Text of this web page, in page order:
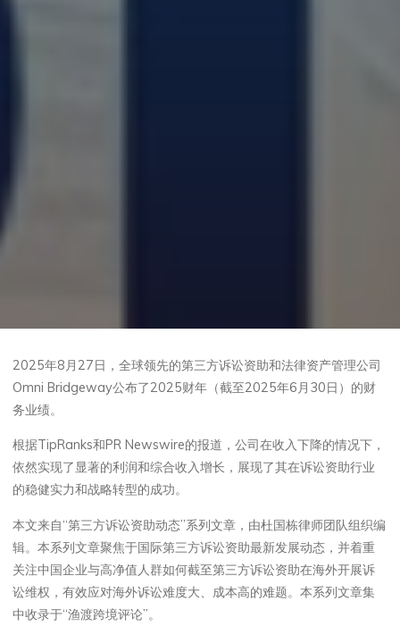
2025年8月27日，全球领先的第三方诉讼资助和法律资产管理公司
Omni Bridgeway公布了2025财年（截至2025年6月30日）的财
务业绩。
根据TipRanks和PR Newswire的报道，公司在收入下降的情况下，
依然实现了显著的利润和综合收入增长，展现了其在诉讼资助行业
的稳健实力和战略转型的成功。
本文来自“第三方诉讼资助动态”系列文章，由杜国栋律师团队组织编
辑。本系列文章聚焦于国际第三方诉讼资助最新发展动态，并着重
关注中国企业与高净值人群如何截至第三方诉讼资助在海外开展诉
讼维权，有效应对海外诉讼难度大、成本高的难题。本系列文章集
中收录于“渔渡跨境评论”。